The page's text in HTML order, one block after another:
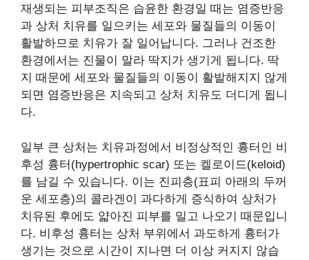
재생되는 피부조직은 습윤한 환경일 때는 염증반응
과 상처 치유를 일으키는 세포와 물질들의 이동이
활발하므로 치유가 잘 일어납니다. 그러나 건조한
환경에서는 진물이 말라 딱지가 생기게 됩니다. 딱
지 때문에 세포와 물질들의 이동이 활발해지지 않게
되면 염증반응은 지속되고 상처 치유도 더디게 됩니
다.
일부 큰 상처는 치유과정에서 비정상적인 흉터인 비
후성 흉터(hypertrophic scar) 또는 켈로이드(keloid)
를 남길 수 있습니다. 이는 진피층(표피 아래의 두꺼
운 세포층)의 콜라겐이 과다하게 증식하여 상처가
치유된 후에도 얇아진 피부를 밀고 나오기 때문입니
다. 비후성 흉터는 상처 부위에서 과도하게 흉터가
생기는 것으로 시간이 지나면 더 이상 커지지 않습